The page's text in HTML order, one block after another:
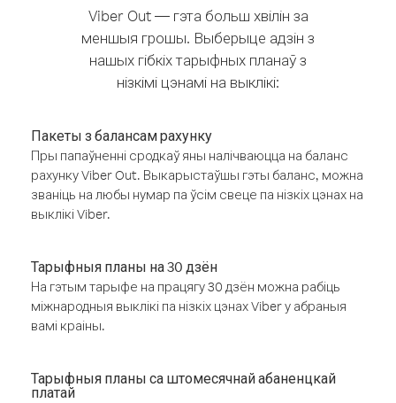
Viber Out — гэта больш хвілін за
меншыя грошы. Выберыце адзін з
нашых гібкіх тарыфных планаў з
нізкімі цэнамі на выклікі:
Пакеты з балансам рахунку
Пры папаўненні сродкаў яны налічваюцца на баланс
рахунку Viber Out. Выкарыстаўшы гэты баланс, можна
званіць на любы нумар па ўсім свеце па нізкіх цэнах на
выклікі Viber.
Тарыфныя планы на 30 дзён
На гэтым тарыфе на працягу 30 дзён можна рабіць
міжнародныя выклікі па нізкіх цэнах Viber у абраныя
вамі краіны.
Тарыфныя планы са штомесячнай абаненцкай
платай